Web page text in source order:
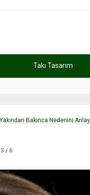
Takı Tasarım
Bakınca Nedenini
/ 6